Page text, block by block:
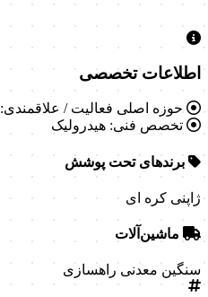
اطلاعات تخصصی
حوزه اصلی فعالیت / علاقمندی:
تخصص فنی: هیدرولیک
برندهای تحت پوشش
ژاپنی کره ای
ماشین‌آلات
سنگین معدنی راهسازی